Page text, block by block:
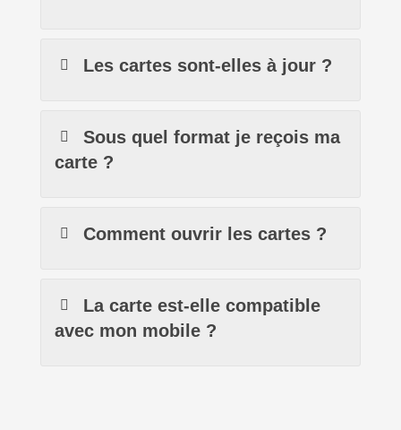
Les cartes sont-elles à jour ?
Sous quel format je reçois ma
carte ?
Comment ouvrir les cartes ?
La carte est-elle compatible
avec mon mobile ?